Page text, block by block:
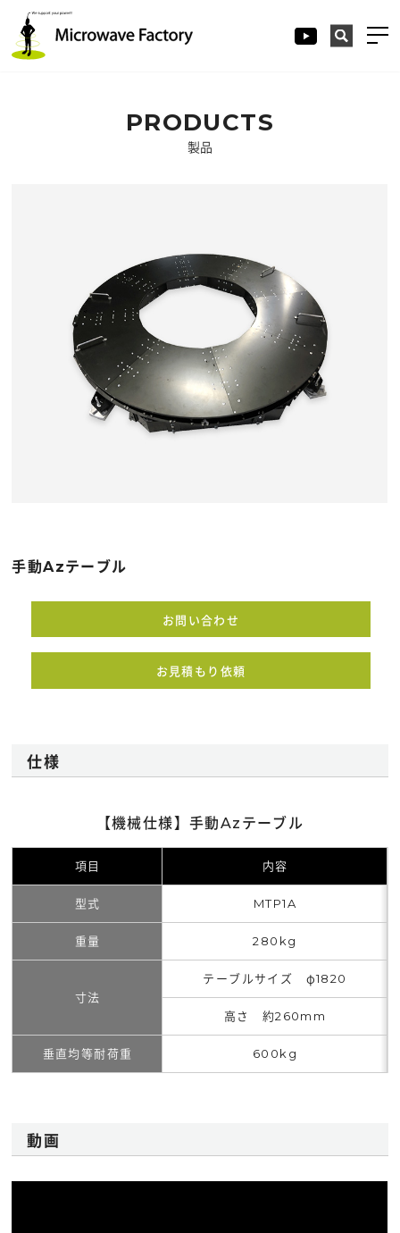
PRODUCTS
製品
手動Azテーブル
お問い合わせ
お見積もり依頼
仕様
【機械仕様】手動Azテーブル
項目 内容
型式 MTP1A
重量 280kg
寸法
テーブルサイズ φ1820
高さ 約260mm
垂直均等耐荷重 600kg
動画